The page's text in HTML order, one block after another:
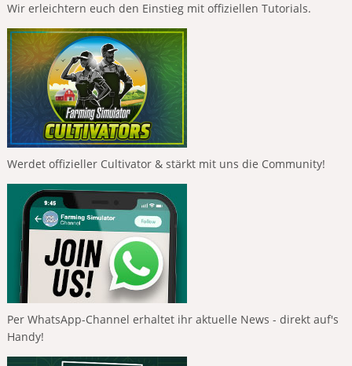
Wir erleichtern euch den Einstieg mit offiziellen Tutorials.
Werdet offizieller Cultivator & stärkt mit uns die Community!
Per WhatsApp-Channel erhaltet ihr aktuelle News - direkt auf's
Handy!